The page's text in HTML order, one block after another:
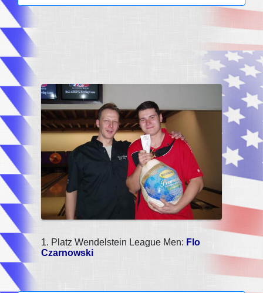
1. Platz Wendelstein League Men: Flo
Czarnowski